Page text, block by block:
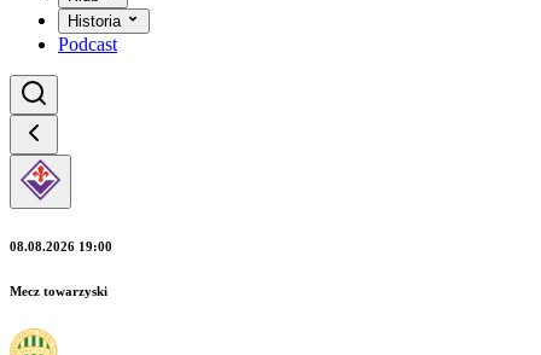
Historia
Podcast
08.08.2026 19:00
Mecz towarzyski